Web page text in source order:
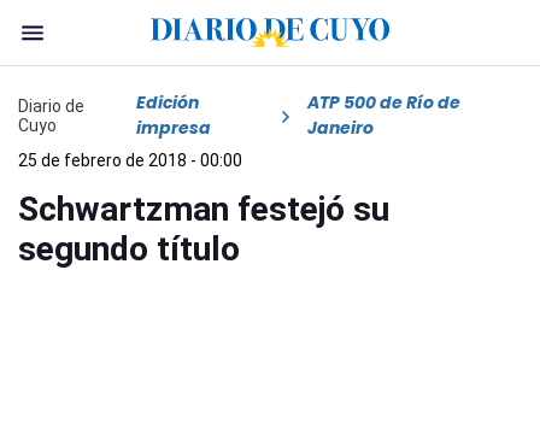
Diario de
Cuyo
Edición
impresa
ATP 500 de Río de
Janeiro
25 de febrero de 2018 - 00:00
Schwartzman festejó su
segundo título